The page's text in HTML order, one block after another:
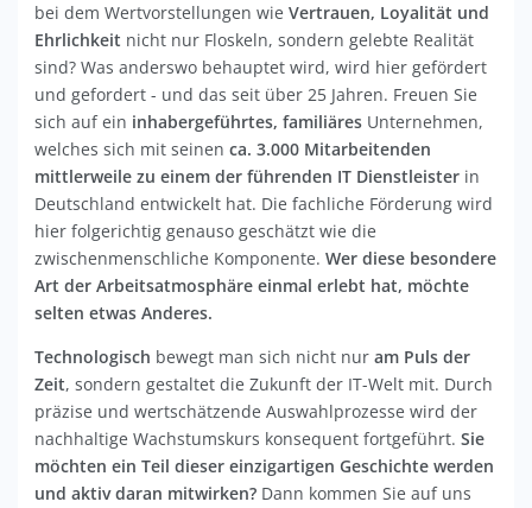
bei dem Wertvorstellungen wie Vertrauen, Loyalität und
Ehrlichkeit nicht nur Floskeln, sondern gelebte Realität
sind? Was anderswo behauptet wird, wird hier gefördert
und gefordert - und das seit über 25 Jahren. Freuen Sie
sich auf ein inhabergeführtes, familiäres Unternehmen,
welches sich mit seinen ca. 3.000 Mitarbeitenden
mittlerweile zu einem der führenden IT Dienstleister in
Deutschland entwickelt hat. Die fachliche Förderung wird
hier folgerichtig genauso geschätzt wie die
zwischenmenschliche Komponente. Wer diese besondere
Art der Arbeitsatmosphäre einmal erlebt hat, möchte
selten etwas Anderes.
Technologisch bewegt man sich nicht nur am Puls der
Zeit, sondern gestaltet die Zukunft der IT-Welt mit. Durch
präzise und wertschätzende Auswahlprozesse wird der
nachhaltige Wachstumskurs konsequent fortgeführt. Sie
möchten ein Teil dieser einzigartigen Geschichte werden
und aktiv daran mitwirken? Dann kommen Sie auf uns